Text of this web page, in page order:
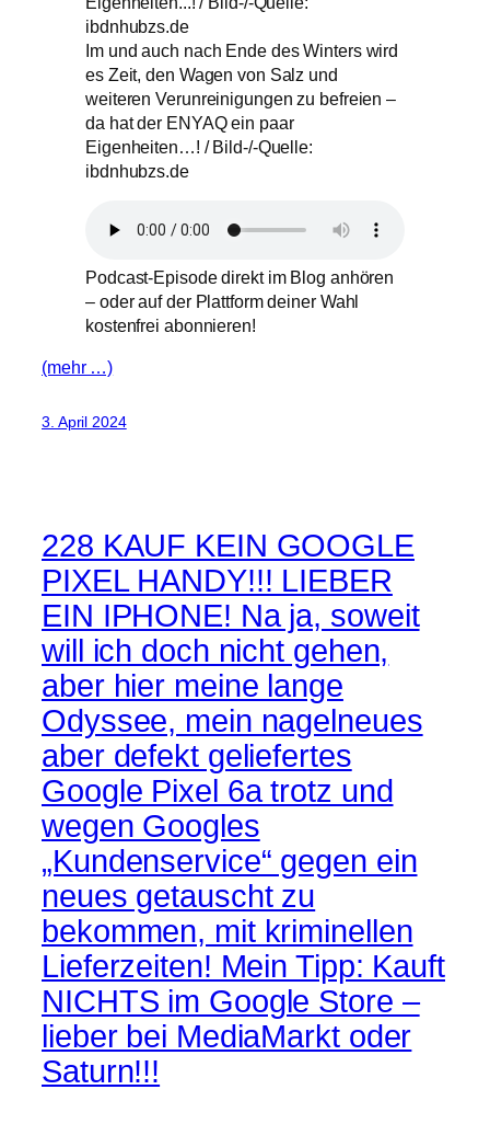
Im und auch nach Ende des Winters wird
es Zeit, den Wagen von Salz und
weiteren Verunreinigungen zu befreien –
da hat der ENYAQ ein paar
Eigenheiten…! / Bild-/-Quelle:
ibdnhubzs.de
Podcast-Episode direkt im Blog anhören
– oder auf der Plattform deiner Wahl
kostenfrei abonnieren!
(mehr …)
3. April 2024
228 KAUF KEIN GOOGLE
PIXEL HANDY!!! LIEBER
EIN IPHONE! Na ja, soweit
will ich doch nicht gehen,
aber hier meine lange
Odyssee, mein nagelneues
aber defekt geliefertes
Google Pixel 6a trotz und
wegen Googles
„Kundenservice“ gegen ein
neues getauscht zu
bekommen, mit kriminellen
Lieferzeiten! Mein Tipp: Kauft
NICHTS im Google Store –
lieber bei MediaMarkt oder
Saturn!!!